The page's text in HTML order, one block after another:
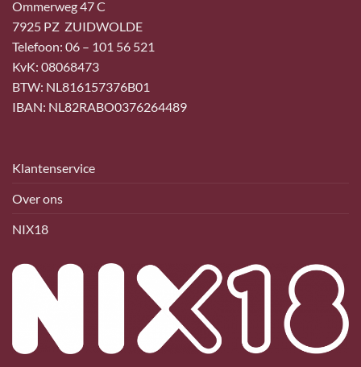
Ommerweg 47 C
7925 PZ ZUIDWOLDE
Telefoon: 06 – 101 56 521
KvK: 08068473
BTW: NL816157376B01
IBAN: NL82RABO0376264489
Klantenservice
Over ons
NIX18